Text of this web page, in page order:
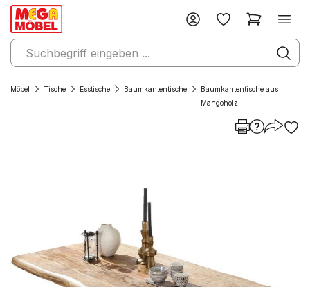
Möbel Tische Esstische Baumkantentische
Baumkantentische aus
Mangoholz